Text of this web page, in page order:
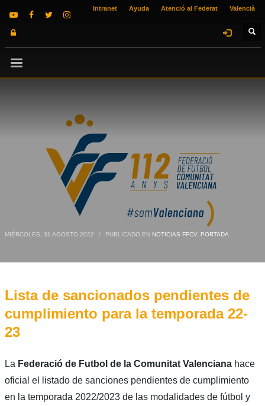
Intranet Ayuda Atenció al Federat Valencià
MIÉRCOLES, 31 AGOSTO 2022 / PUBLICADO EN NOTICIAS FFCV, PORTADA
Lista de sancionados pendientes de
cumplimiento para la temporada 22-
23
La Federació de Futbol de la Comunitat Valencianahace
oficial el listado de sanciones pendientes de cumplimiento
en la temporada 2022/2023 de las modalidades de fútbol y